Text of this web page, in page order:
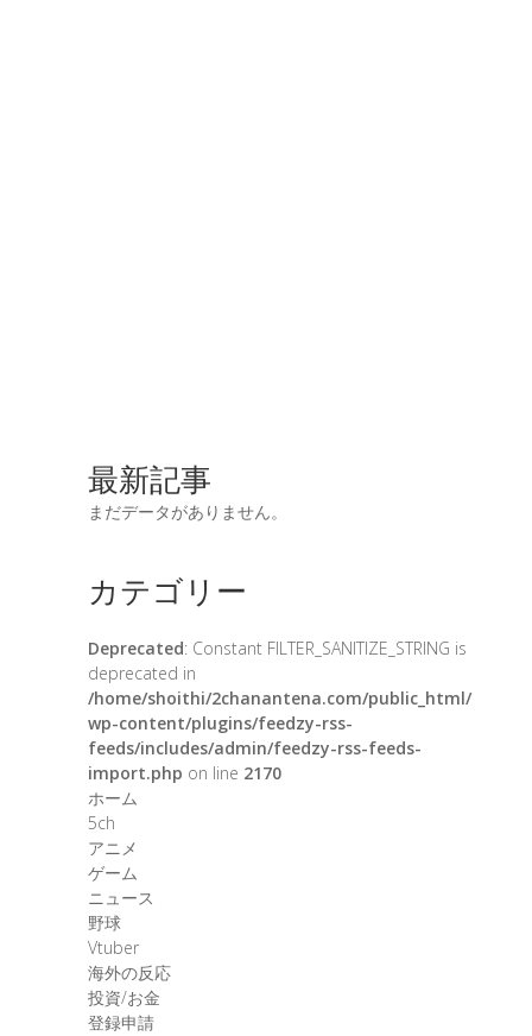
最新記事
まだデータがありません。
カテゴリー
Deprecated: Constant FILTER_SANITIZE_STRING is
deprecated in
/home/shoithi/2chanantena.com/public_html/
wp-content/plugins/feedzy-rss-
feeds/includes/admin/feedzy-rss-feeds-
import.php on line 2170
ホーム
5ch
アニメ
ゲーム
ニュース
野球
Vtuber
海外の反応
投資/お金
登録申請